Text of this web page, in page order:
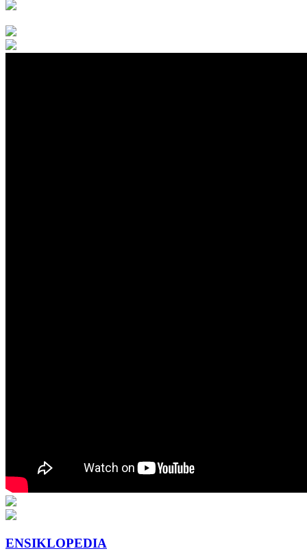
ENSIKLOPEDIA